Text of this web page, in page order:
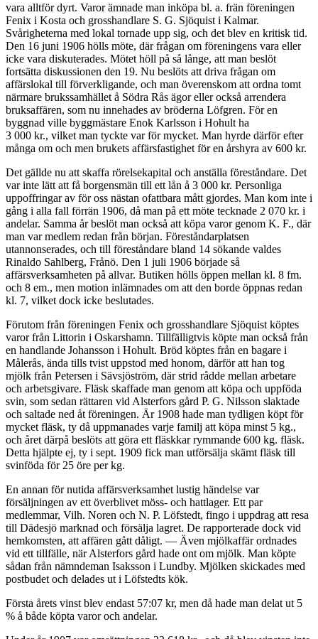
vara alltför dyrt. Varor ämnade man inköpa bl. a. frän föreningen
Fenix i Kosta och grosshandlare S. G. Sjöquist i Kalmar.
Svårigheterna med lokal tornade upp sig, och det blev en kritisk tid.
Den 16 juni 1906 hölls möte, där frågan om föreningens vara eller
icke vara diskuterades. Mötet höll på så långe, att man beslöt
fortsätta diskussionen den 19. Nu beslöts att driva frågan om
affärslokal till förverkligande, och man överenskom att ordna tomt
närmare brukssamhället å Södra Rås ägor eller också arrendera
bruksaffären, som nu innehades av bröderna Löfgren. För en
byggnad ville byggmästare Enok Karlsson i Hohult ha
3 000 kr., vilket man tyckte var för mycket. Man hyrde därför efter
många om och men brukets affärsfastighet för en årshyra av 600 kr.
Det gällde nu att skaffa rörelsekapital och anställa föreståndare. Det
var inte lätt att få borgensmän till ett lån å 3 000 kr. Personliga
uppoffringar av för oss nästan ofattbara mått gjordes. Man kom inte i
gång i alla fall förrän 1906, då man på ett möte tecknade 2 070 kr. i
andelar. Samma år beslöt man också att köpa varor genom K. F., där
man var medlem redan från början. Föreståndarplatsen
utannonserades, och till föreståndare bland 14 sökande valdes
Rinaldo Sahlberg, Frånö. Den 1 juli 1906 började så
affärsverksamheten på allvar. Butiken hölls öppen mellan kl. 8 fm.
och 8 em., men motion inlämnades om att den borde öppnas redan
kl. 7, vilket dock icke beslutades.
Förutom från föreningen Fenix och grosshandlare Sjöquist köptes
varor från Littorin i Oskarshamn. Tillfälligtvis köpte man också från
en handlande Johansson i Hohult. Bröd köptes från en bagare i
Målerås, ända tills tvist uppstod med honom, därför att han tog
mjölk från Petersen i Sävsjöström, där strid rådde mellan arbetare
och arbetsgivare. Fläsk skaffade man genom att köpa och uppföda
svin, som sedan rättaren vid Alsterfors gård P. G. Nilsson slaktade
och saltade ned åt föreningen. Är 1908 hade man tydligen köpt för
mycket fläsk, ty då uppmanades varje familj att köpa minst 5 kg.,
och året därpå beslöts att göra ett fläskkar rymmande 600 kg. fläsk.
Detta hjälpte ej, ty i sept. 1909 fick man utförsälja skämt fläsk till
svinföda för 25 öre per kg.
En annan för nutida affärsverksamhet lustig händelse var
försäljningen av ett överblivet möss- och hattlager. Ett par
medlemmar, Vilh. Noren och N. P. Löfstedt, fingo i uppdrag att resa
till Dädesjö marknad och försälja lagret. De rapporterade dock vid
hemkomsten, att affären gått dåligt. — Även mjölkaffär ordnades
vid ett tillfälle, när Alsterfors gård hade ont om mjölk. Man köpte
sådan från nämndeman Isaksson i Lundby. Mjölken skickades med
postbudet och delades ut i Löfstedts kök.
Första årets vinst blev endast 57:07 kr, men då hade man delat ut 5
% å både köpta varor och andelar.